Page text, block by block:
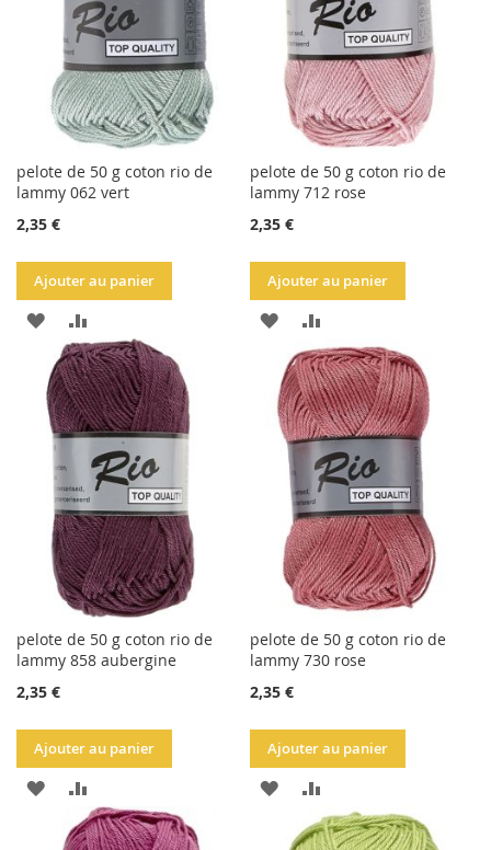
pelote de 50 g coton rio de
lammy 062 vert
2,35 €
Ajouter au panier
AJOUTER
LA
LISTE
D'ACHATS
AU
COMPARATEUR
pelote de 50 g coton rio de
lammy 712 rose
2,35 €
Ajouter au panier
AJOUTER
À
LA
LISTE
D'ACHATS
AU
COMPARATEUR
pelote de 50 g coton rio de
lammy 858 aubergine
2,35 €
Ajouter au panier
AJOUTER
AU
pelote de 50 g coton rio de
lammy 730 rose
2,35 €
Ajouter au panier
AJOUTER
AU